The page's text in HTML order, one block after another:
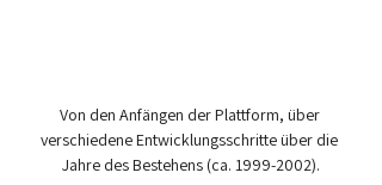
Von den Anfängen der Plattform, über
verschiedene Entwicklungsschritte über die
Jahre des Bestehens (ca. 1999-2002).